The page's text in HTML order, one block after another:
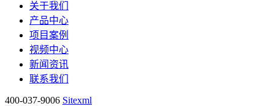
关于我们
产品中心
项目案例
视频中心
新闻资讯
联系我们
400-037-9006 Sitexml